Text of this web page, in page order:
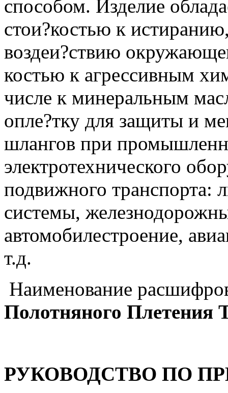
способом. Изделие
стои?костью к
воздеи?ствию
костью к агрессивным
числе к минеральным
опле?тку для защиты и
шлангов при
электротехнического
подвижного транспорта:
системы,
автомобилестроение,
т.д.
Наименование
Полотняного Плетения
РУКОВОДСТВО ПО